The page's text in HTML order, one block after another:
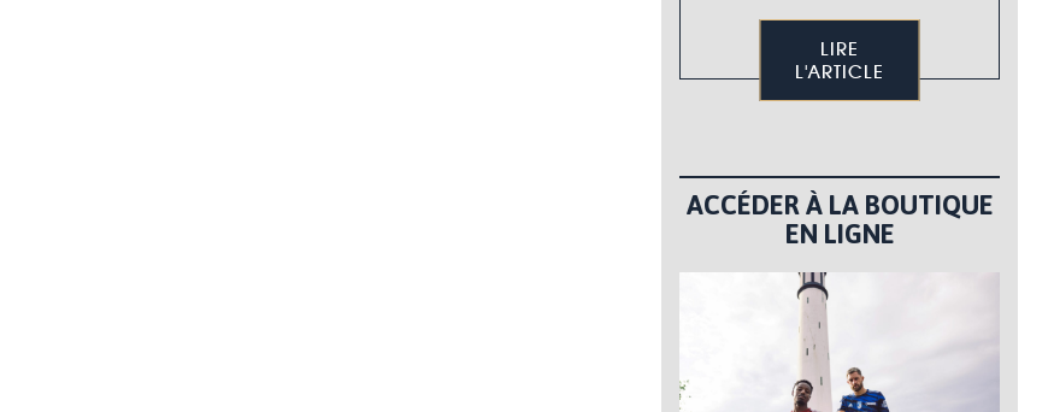
LIRE
L'ARTICLE
ACCÉDER À LA BOUTIQUE
EN LIGNE